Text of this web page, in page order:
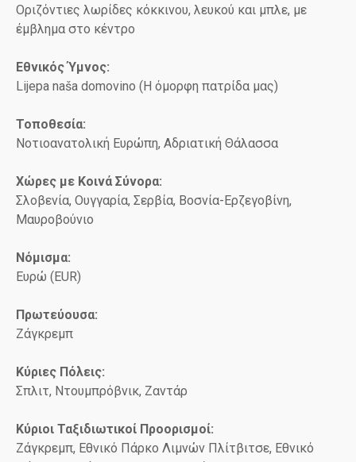
Οριζόντιες λωρίδες κόκκινου, λευκού και μπλε, με
έμβλημα στο κέντρο
Εθνικός Ύμνος:
Lijepa naša domovino (Η όμορφη πατρίδα μας)
Τοποθεσία:
Νοτιοανατολική Ευρώπη, Αδριατική Θάλασσα
Χώρες με Κοινά Σύνορα:
Σλοβενία, Ουγγαρία, Σερβία, Βοσνία-Ερζεγοβίνη,
Μαυροβούνιο
Νόμισμα:
Ευρώ (EUR)
Πρωτεύουσα:
Ζάγκρεμπ
Κύριες Πόλεις:
Σπλιτ, Ντουμπρόβνικ, Ζαντάρ
Κύριοι Ταξιδιωτικοί Προορισμοί:
Ζάγκρεμπ, Εθνικό Πάρκο Λιμνών Πλίτβιτσε, Εθνικό